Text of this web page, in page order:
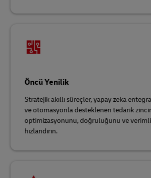
Öncü Yenilik
Stratejik akıllı süreçler, yapay zeka
ve otomasyonla desteklenen tedarik
optimizasyonunu, doğruluğunu ve
hızlandırın.